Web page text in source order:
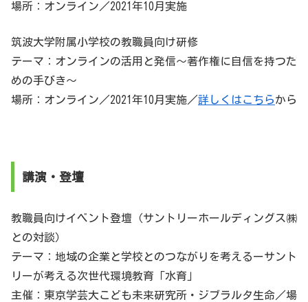
場所：オンライン／2021年10月実施
筑波大学附属小学校の教職員向け研修
テーマ：オンラインの活用と発信～著作権に自信を持つた
めの手びき～
場所：オンライン／2021年10月実施／詳しくはこちらから
講演・登壇
教職員向けイベント登壇（サントリーホールディングス㈱
との対談）
テーマ：地域の企業と学校とのつながりを考えるーサント
リーが考える次世代環境教育「水育」
主催：東京学芸大こども未来研究所・ジブラルタ生命／場